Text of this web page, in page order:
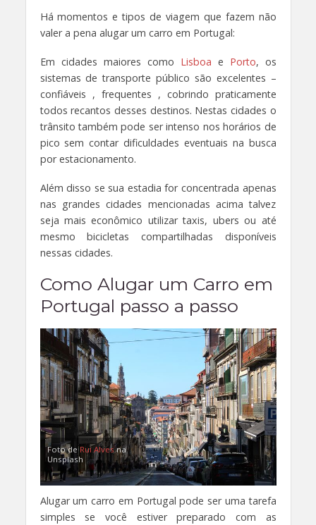
Há momentos e tipos de viagem que fazem não
valer a pena alugar um carro em Portugal:
Em cidades maiores como Lisboa e Porto, os
sistemas de transporte público são excelentes –
confiáveis , frequentes , cobrindo praticamente
todos recantos desses destinos. Nestas cidades o
trânsito também pode ser intenso nos horários de
pico sem contar dificuldades eventuais na busca
por estacionamento.
Além disso se sua estadia for concentrada apenas
nas grandes cidades mencionadas acima talvez
seja mais econômico utilizar taxis, ubers ou até
mesmo bicicletas compartilhadas disponíveis
nessas cidades.
Como Alugar um Carro em
Portugal passo a passo
Foto deRui Alvesna
Unsplash
Alugar um carro em Portugal pode ser uma tarefa
simples se você estiver preparado com as